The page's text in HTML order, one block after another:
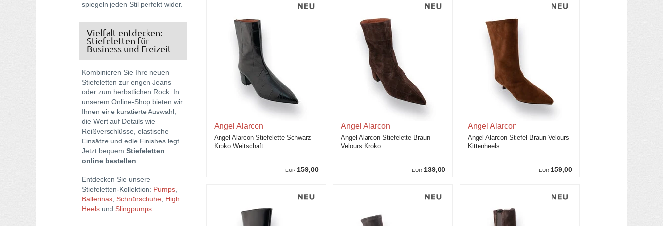
Pertini Schuhe
Pons Quintana
RAS
Rise
Sweet Heritage
Trumans
Unisa
VIAMERCANTI
spiegeln jeden Stil perfekt wider.
Vielfalt entdecken:
Stiefeletten für
Business und Freizeit
Kombinieren Sie Ihre neuen
Stiefeletten zur engen Jeans
oder zum herbstlichen Rock. In
unserem Online-Shop bieten wir
Ihnen eine kuratierte Auswahl,
die Wert auf Details wie
Reißverschlüsse, elastische
Einsätze und edle Finishes legt.
Jetzt bequem Stiefeletten
online bestellen
Entdecken Sie unsere
Stiefeletten-Kollektion: Pumps
Ballerinas Schnürschuhe
High
Heels und Slingpumps
EUR 159,00
Angel Alarcon
Angel Alarcon Stiefelette Schwarz
Kroko Weitschaft
EUR 139,00
Angel Alarcon
Angel Alarcon Stiefelette Braun
Velours Kroko
EUR 159,00
Angel Alarcon
Angel Alarcon Stiefel Braun Velours
Kittenheels